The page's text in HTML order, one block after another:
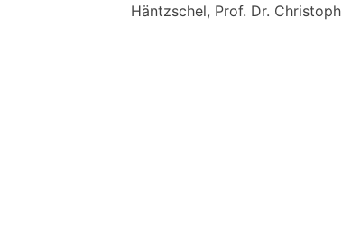
Häntzschel, Prof. Dr.